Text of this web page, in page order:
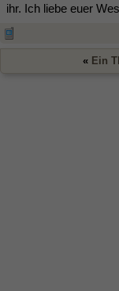
ihr. Ich liebe euer
« Ein